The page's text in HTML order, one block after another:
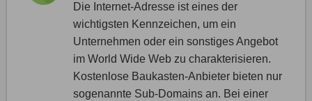
Die Internet-Adresse ist eines der
wichtigsten Kennzeichen, um ein
Unternehmen oder ein sonstiges Angebot
im World Wide Web zu charakterisieren.
Kostenlose Baukasten-Anbieter bieten nur
sogenannte Sub-Domains an. Bei einer